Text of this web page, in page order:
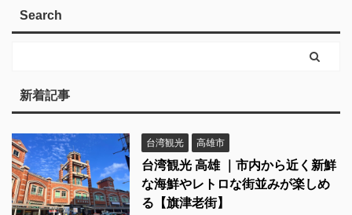
Search
新着記事
台湾観光 高雄市
台湾観光 高雄 ｜市内から近く新鮮
な海鮮やレトロな街並みが楽しめ
る【旗津老街】